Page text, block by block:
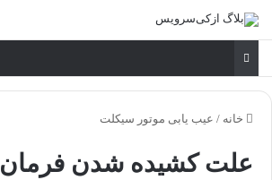
خانه / عیب یابی موتور سیکلت
علت کشیده شدن فرمان